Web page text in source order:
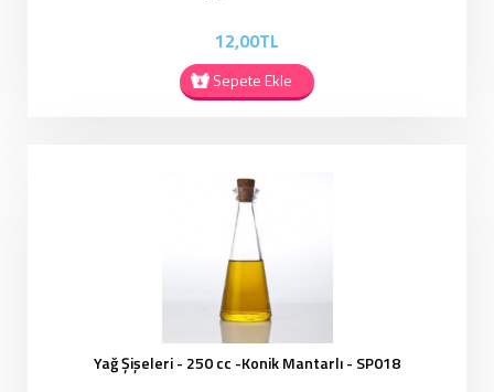
12,00TL
Sepete Ekle
Yağ Şişeleri - 250 cc -Konik Mantarlı - SP018